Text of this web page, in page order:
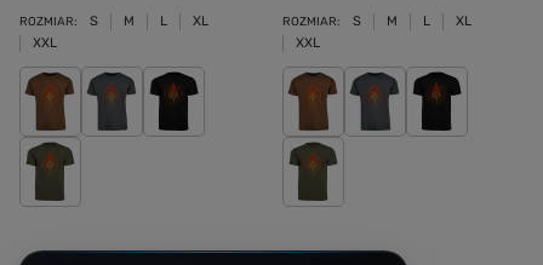
ROZMIAR: S M L
XL
XXL
ROZMIAR: S M L
XL
XXL